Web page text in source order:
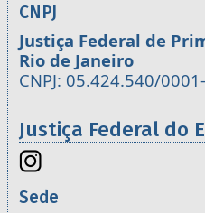
CNPJ
Justiça Federal de
Rio de Janeiro
CNPJ: 05.424.540/
Justiça Federal do
Sede